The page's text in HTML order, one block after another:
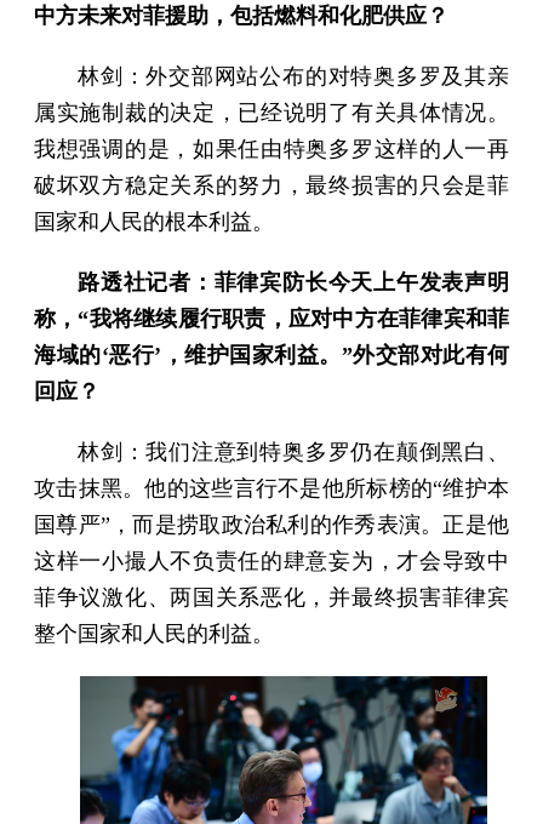
中方未来对菲援助，包括燃料和化肥供应？
林剑：外交部网站公布的对特奥多罗及其亲
属实施制裁的决定，已经说明了有关具体情况。
我想强调的是，如果任由特奥多罗这样的人一再
破坏双方稳定关系的努力，最终损害的只会是菲
国家和人民的根本利益。
路透社记者：菲律宾防长今天上午发表声明
称，“我将继续履行职责，应对中方在菲律宾和菲
海域的‘恶行’，维护国家利益。”外交部对此有何
回应？
林剑：我们注意到特奥多罗仍在颠倒黑白、
攻击抹黑。他的这些言行不是他所标榜的“维护本
国尊严”，而是捞取政治私利的作秀表演。正是他
这样一小撮人不负责任的肆意妄为，才会导致中
菲争议激化、两国关系恶化，并最终损害菲律宾
整个国家和人民的利益。